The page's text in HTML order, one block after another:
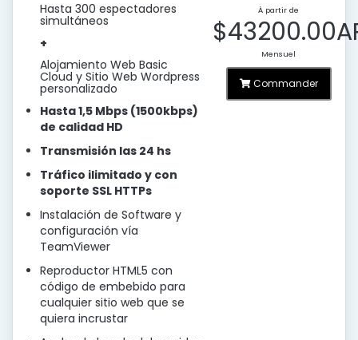
Hasta 300 espectadores
simultáneos
+
Alojamiento Web Basic
Cloud y Sitio Web Wordpress
personalizado
Hasta 1,5 Mbps (1500kbps)
de calidad HD
Transmisión las 24 hs
Tráfico ilimitado y con
soporte SSL HTTPs
Instalación de Software y
configuración vía
TeamViewer
Reproductor HTML5 con
código de embebido para
cualquier sitio web que se
quiera incrustar
À partir de
Mensuel
Commander